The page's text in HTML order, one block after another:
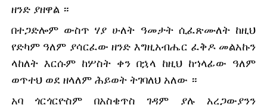
ዘንድ ያዘዋል ።
በተጋድሎም ውስጥ ሃያ ሁለት ዓመታት ሲፈጽሙለት ከዚህ
የድካም ዓለም ያሳርፈው ዘንድ እግዚአብሔር ፈቅዶ መልአኩን
ላከለት እርሱም ከሦስት ቀን በኋላ ከዚህ ከኀላፊው ዓለም
ወጥተህ ወደ ዘላለም ሕይወት ትገባለህ አለው ።
አባ ጎርጎርዮስም በአስቄጥስ ገዳም ያሉ አረጋውያንን